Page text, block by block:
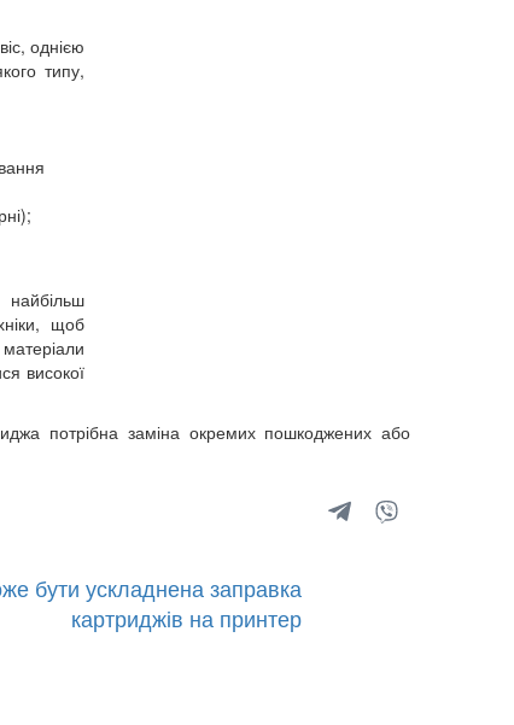
однією
типу,
щоб
високої
потрібна заміна окремих пошкоджених або
бути ускладнена заправка
картриджів на принтер